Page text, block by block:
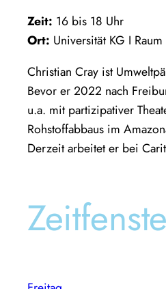
Zeit: 16 bis 18 Uhr
Ort: Universität KG I
Christian Cray ist
Bevor er 2022 nach
u.a. mit partizipativer
Rohstoffabbaus im
Derzeit arbeitet er bei